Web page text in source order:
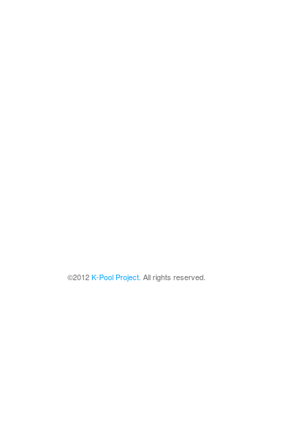
©2012K-Pool Project . All rights reserved.